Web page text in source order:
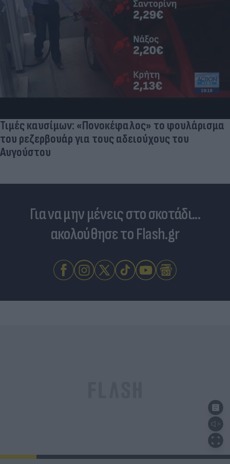
Τιμές καυσίμων: «Πονοκέφαλος» το φουλάρισμα
του ρεζερβουάρ για τους αδειούχους του
Αυγούστου
Για να μην μένεις στο σκοτάδι...
ακολούθησε το Flash.gr